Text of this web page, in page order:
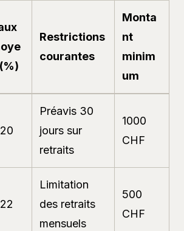
Restrictions
courantes
Monta
nt
minim
um
Préavis 30
jours sur
retraits
1000
CHF
Limitation
des retraits
mensuels
500
CHF